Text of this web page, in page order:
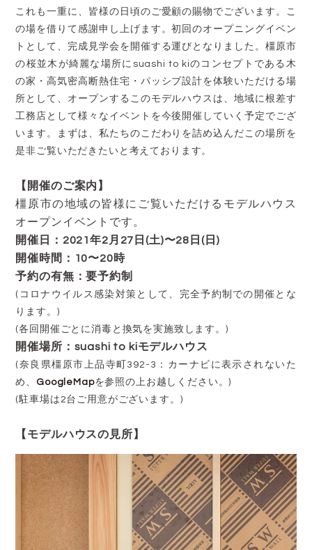
これも一重に、皆様の日頃のご愛顧の賜物でございます。こ
の場を借りて感謝申し上げます。初回のオープニングイベン
トとして、完成見学会を開催する運びとなりました。橿原市
の桜並木が綺麗な場所にsuashi to kiのコンセプトである木
の家・高気密高断熱住宅・パッシブ設計を体験いただける場
所として、オープンするこのモデルハウスは、地域に根差す
工務店として様々なイベントを今後開催していく予定でござ
います。まずは、私たちのこだわりを詰め込んだこの場所を
是非ご覧いただきたいと考えております。
【開催のご案内】
橿原市の地域の皆様にご覧いただけるモデルハウス
オープンイベントです。
開催日：2021年2月27日(土)〜28日(日)
開催時間：10〜20時
予約の有無：要予約制
(コロナウイルス感染対策として、完全予約制での開催とな
ります。)
(各回開催ごとに消毒と換気を実施致します。)
開催場所：suashi to kiモデルハウス
(奈良県橿原市上品寺町392-3：カーナビに表示されないた
め、 GoogleMapを参照の上お越しください。)
(駐車場は2台ご用意がございます。)
【モデルハウスの見所】